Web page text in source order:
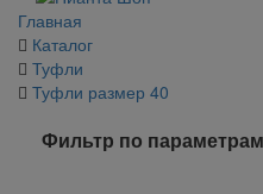
Главная
Каталог
Туфли
Туфли размер 40
Фильтр по параметрам